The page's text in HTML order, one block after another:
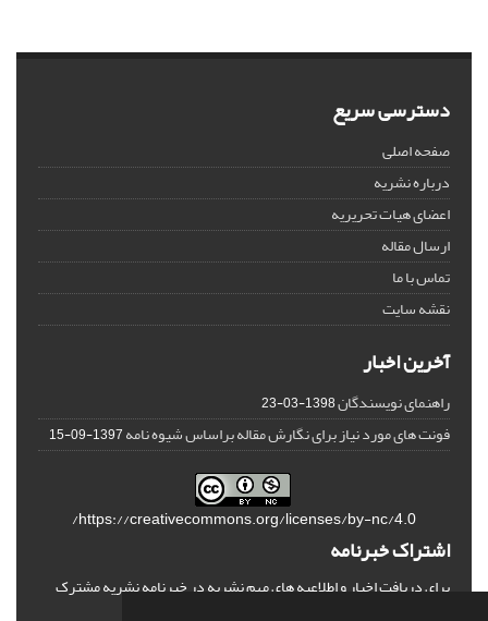
دسترسی سریع
صفحه اصلی
درباره نشریه
اعضای هیات تحریریه
ارسال مقاله
تماس با ما
نقشه سایت
آخرین اخبار
راهنمای نویسندگان1398-03-23
فونت های مورد نیاز برای نگارش مقاله براساس شیوه نامه1397-09-15
https://creativecommons.org/licenses/by-nc/4.0/
اشتراک خبرنامه
برای دریافت اخبار و اطلاعیه های مهم نشریه در خبرنامه نشریه مشترک